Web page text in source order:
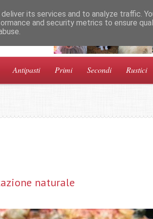
Antipasti Primi Secondi Rustici
naturale
its services and to analyze traffic.
and security metrics to ensure